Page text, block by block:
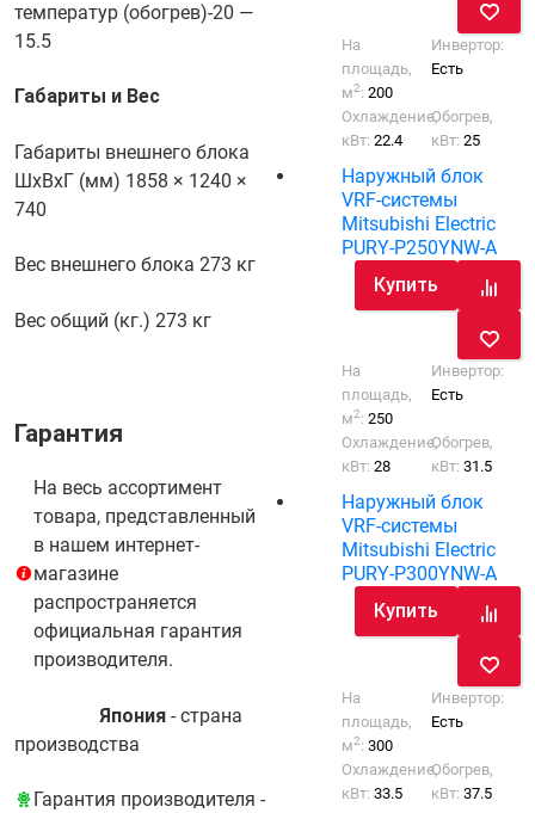
температур (обогрев)-20 —
15.5
Габариты и Вес
Габариты внешнего блока
ШхВхГ (мм) 1858 × 1240 ×
740
Вес внешнего блока 273 кг
Вес общий (кг.) 273 кг
Гарантия
На весь ассортимент
товара, представленный
в нашем интернет-
магазине
распространяется
официальная гарантия
производителя.
Япония - cтрана
производства
Гарантия производителя -
На
площадь,
м2:200
Инвертор:
Есть
Охлаждение,
кВт:22.4
Обогрев,
кВт:25
Наружный блок
VRF-системы
Mitsubishi Electric
PURY-P250YNW-A
Купить
На
площадь,
м2:250
Инвертор:
Есть
Охлаждение,
кВт:28
Обогрев,
кВт:31.5
Наружный блок
VRF-системы
Mitsubishi Electric
PURY-P300YNW-A
Купить
На
площадь,
м2:300
Инвертор:
Есть
Охлаждение,
кВт:33.5
Обогрев,
кВт:37.5